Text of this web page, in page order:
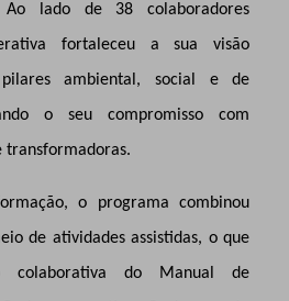
Ao lado de 38 colaboradores
fortaleceu a sua visão
ambiental, social e de
o seu compromisso com
transformadoras.
o programa combinou
de atividades assistidas, o que
colaborativa do Manual de